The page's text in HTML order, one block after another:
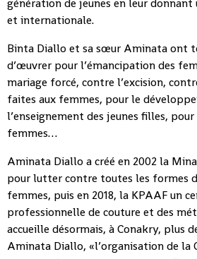
génération de jeunes en leur
et internationale.
Binta Diallo et sa sœur Aminata ont
d’œuvrer pour l’émancipation des
mariage forcé, contre l’excision,
faites aux femmes, pour le
l’enseignement des jeunes filles,
femmes…
Aminata Diallo a créé en 2002 la
pour lutter contre toutes les formes
femmes, puis en 2018, la KPAAF un
professionnelle de couture et des
accueille désormais, à Conakry, plus
Aminata Diallo, «l’organisation de la